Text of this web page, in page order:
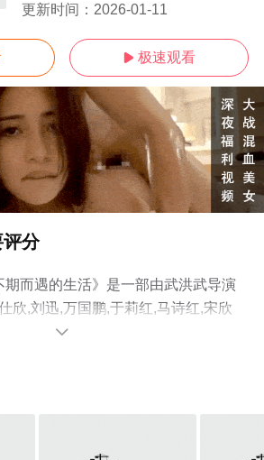
更新时间： 2026-01-11
 极速观看
分
而遇的生活》是一部由武洪武导演
欣,刘迅,万国鹏,于莉红,马诗红,宋欣
涵,丁洋,陈雨儿,陶宇佳,李思博,甄琪,
,王沐霖等演员精彩演绎的中国大陆
